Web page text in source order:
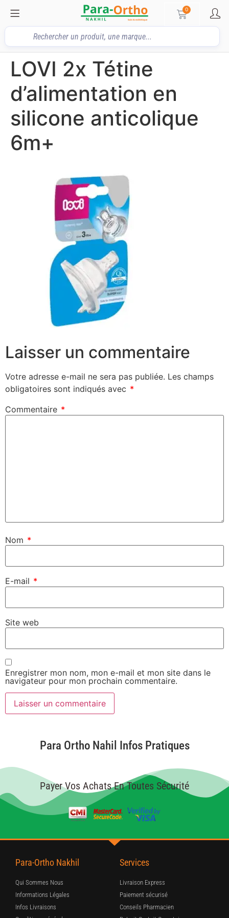
0
LOVI 2x Tétine
d’alimentation en
silicone anticolique
6m+
Laisser un commentaire
Votre adresse e-mail ne sera pas publiée. Les champs
obligatoires sont indiqués avec *
Commentaire *
Nom *
E-mail *
Site web
Enregistrer mon nom, mon e-mail et mon site dans le
navigateur pour mon prochain commentaire.
Para Ortho Nahil Infos Pratiques
Payer Vos Achats En Toutes Sécurité
Para-Ortho Nakhil
Qui Sommes Nous
Informations Légales
Infos Livraisons
Services
Livraison Express
Paiement sécurisé
Conseils Pharmacien